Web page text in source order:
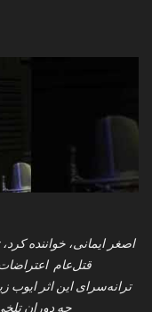
قتل‌عام اعتراضات
ترانه‌سرای این اثر ایوب
چه دوران